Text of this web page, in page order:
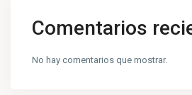
Comentarios
No hay comentarios que mostrar.